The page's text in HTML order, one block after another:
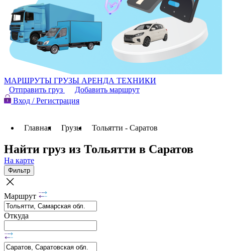
МАРШРУТЫ ГРУЗЫ АРЕНДА ТЕХНИКИ
Отправить груз
Добавить маршрут
Вход / Регистрация
Главная Грузы Тольятти - Саратов
Найти груз из Тольятти в Саратов
На карте
Фильтр
Маршрут
Откуда